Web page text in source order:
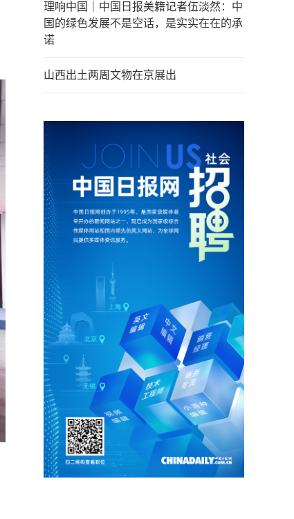
理响中国｜中国日报美籍记者伍淡然：中
国的绿色发展不是空话，是实实在在的承
诺
山西出土两周文物在京展出